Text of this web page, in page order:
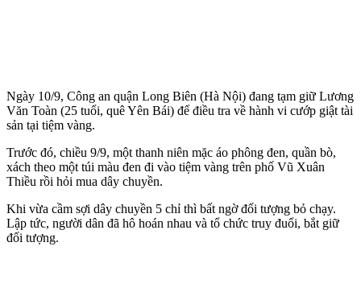
Ngày 10/9, Công an quận Long Biên (Hà Nội) đang tạm giữ Lương
Văn Toàn (25 tuổi, quê Yên Bái) để điều tra về hành vi cướp giật tài
sản tại tiệm vàng.
Trước đó, chiều 9/9, một thanh niên mặc áo phông đen, quần bò,
xách theo một túi màu đen đi vào tiệm vàng trên phố Vũ Xuân
Thiều rồi hỏi mua dây chuyền.
Khi vừa cầm sợi dây chuyền 5 chỉ thì bất ngờ đối tượng bỏ chạy.
Lập tức, người dân đã hô hoán nhau và tổ chức truy đuổi, bắt giữ
đối tượng.